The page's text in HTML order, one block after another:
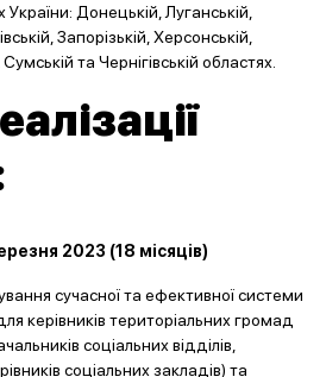
Донецькій, Луганській,
Запорізькій, Херсонській,
та Чернігівській областях.
2023 (18 місяців)
сучасної та ефективної системи
керівників територіальних громад
соціальних відділів,
соціальних закладів) та